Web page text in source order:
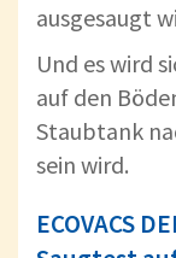
ausgesaugt
Und es wird
auf den
Staubtank
sein wird.
ECOVACS